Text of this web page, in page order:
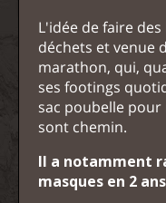
L'idée de faire
déchets et venue
marathon, qui,
ses footings
sac poubelle
sont chemin.
Il a notamment
masques en 2